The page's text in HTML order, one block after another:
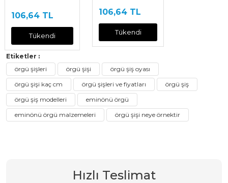
106,64 TL
Tükendi
106,64 TL
Tükendi
Etiketler :
örgü şişleri
örgü şişi
örgü şiş oyası
örgü şişi kaç cm
örgü şişleri ve fiyatları
örgü şiş
örgü şiş modelleri
eminönü örgü
eminönü örgü malzemeleri
örgü şişi neye örnektir
Hızlı Teslimat